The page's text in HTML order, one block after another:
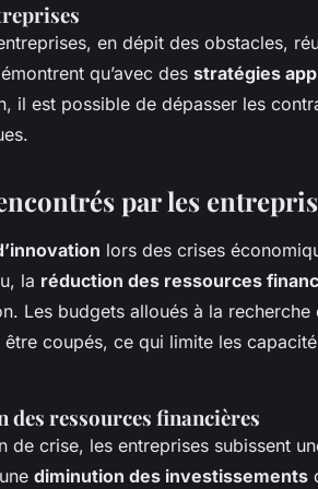
en dépit des obstacles,
qu’avec des stratégies
il est possible de dépasser les
par les
lors des crises
la réduction des ressources
Les budgets alloués à la
être coupés, ce qui limite les
des ressources financières
de crise, les entreprises subissent
diminution des investissements